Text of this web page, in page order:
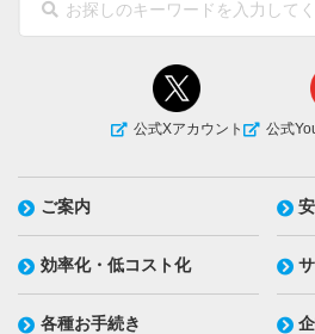
公式Xアカウント 公式
ご案内
効率化・低コスト化
各種お手続き